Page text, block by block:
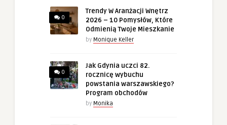
0
Trendy W Aranżacji Wnętrz
2026 – 10 Pomysłów, Które
Odmienią Twoje Mieszkanie
by Monique Keller
0
Jak Gdynia uczci 82.
rocznicę wybuchu
powstania warszawskiego?
Program obchodów
by Monika